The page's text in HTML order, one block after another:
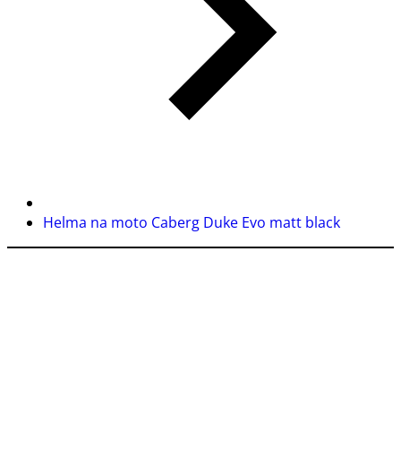
Helma na moto Caberg Duke Evo matt black